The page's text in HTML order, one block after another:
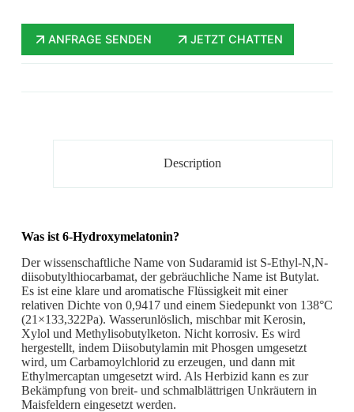
ANFRAGE SENDEN JETZT CHATTEN
Description
Was ist 6-Hydroxymelatonin?
Der wissenschaftliche Name von Sudaramid ist S-Ethyl-N,N-
diisobutylthiocarbamat, der gebräuchliche Name ist Butylat.
Es ist eine klare und aromatische Flüssigkeit mit einer
relativen Dichte von 0,9417 und einem Siedepunkt von 138°C
(21×133,322Pa). Wasserunlöslich, mischbar mit Kerosin,
Xylol und Methylisobutylketon. Nicht korrosiv. Es wird
hergestellt, indem Diisobutylamin mit Phosgen umgesetzt
wird, um Carbamoylchlorid zu erzeugen, und dann mit
Ethylmercaptan umgesetzt wird. Als Herbizid kann es zur
Bekämpfung von breit- und schmalblättrigen Unkräutern in
Maisfeldern eingesetzt werden.